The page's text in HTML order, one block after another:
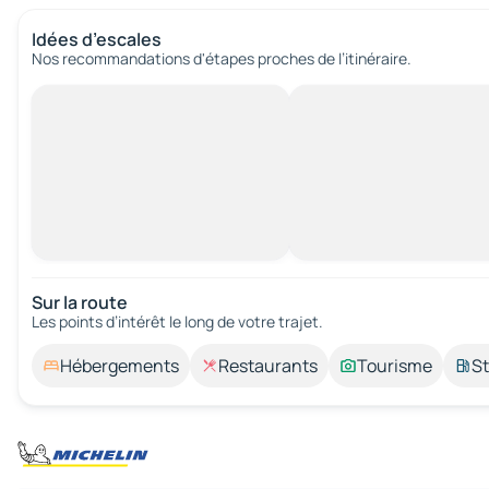
Idées d’escales
Nos recommandations d'étapes proches de l’itinéraire.
Sur la route
Les points d’intérêt le long de votre trajet.
Hébergements Restaurants Tourisme